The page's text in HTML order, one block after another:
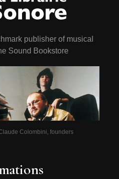
publisher of musical
Sound Bookstore
Colombini, founders